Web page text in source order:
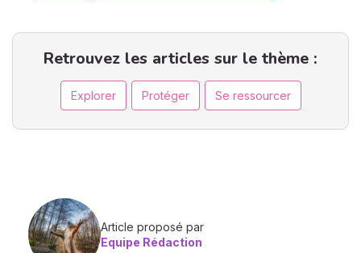
Retrouvez les articles sur le thème :
Explorer Protéger Se ressourcer
Article proposé par
Equipe Rédaction